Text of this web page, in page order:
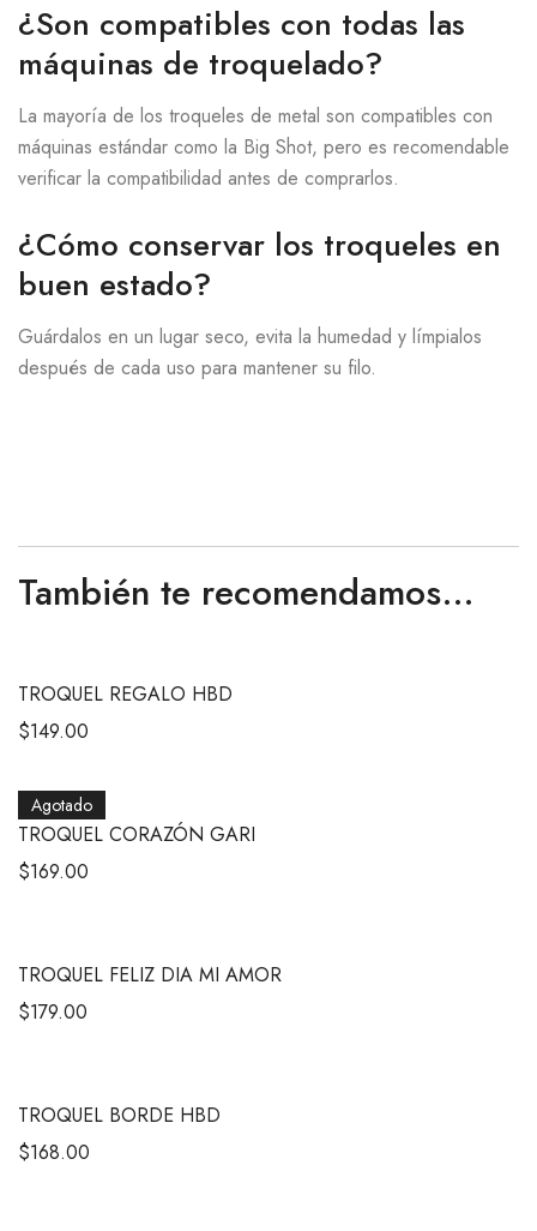
¿Son compatibles con todas las
máquinas de troquelado?
La mayoría de los troqueles de metal son compatibles con
máquinas estándar como la Big Shot, pero es recomendable
verificar la compatibilidad antes de comprarlos.
¿Cómo conservar los troqueles en
buen estado?
Guárdalos en un lugar seco, evita la humedad y límpialos
después de cada uso para mantener su filo.
También te recomendamos…
TROQUEL REGALO HBD
$149.00
Agotado
TROQUEL CORAZÓN GARI
$169.00
TROQUEL FELIZ DIA MI AMOR
$179.00
TROQUEL BORDE HBD
$168.00